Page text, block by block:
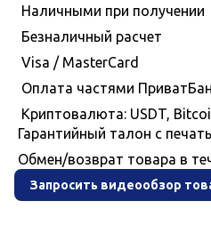
Наличными при получении
Безналичный расчет
Visa / MasterCard
Оплата частями
Криптовалюта: USDT,
Гарантийный талон с
Обмен/возврат товара в
Запросить видеообзор